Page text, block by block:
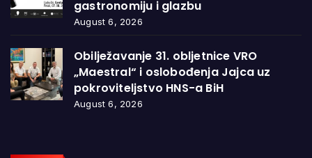
gastronomiju i glazbu
August 6, 2026
Obilježavanje 31. obljetnice VRO
„Maestral“ i oslobođenja Jajca uz
pokroviteljstvo HNS-a BiH
August 6, 2026